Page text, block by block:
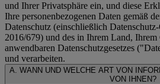
und Ihrer Privatsphäre ein, und diese
Ihre personenbezogenen Daten gemäß
Datenschutz (einschließlich
2016/679) und des in Ihrem Land, Ihrem
anwendbaren Datenschutzgesetzes ("
und verarbeiten.
A. WANN UND WELCHE ART VON
VON IHNEN?